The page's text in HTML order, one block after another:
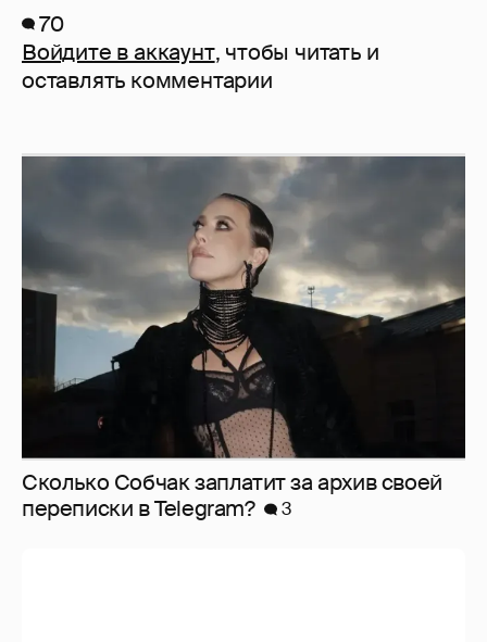
70
Войдите в аккаунт, чтобы читать и
оставлять комментарии
Сколько Собчак заплатит за архив своей
перeписки в Telegram?
3